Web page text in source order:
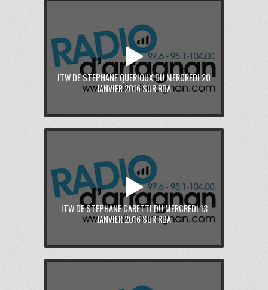
ITW DE STEPHANE QUERIOUX DU MERCREDI 20
JANVIER 2016 SUR RDA
ITW DE STEPHANE GARETTI DU MERCREDI 13
JANVIER 2016 SUR RDA